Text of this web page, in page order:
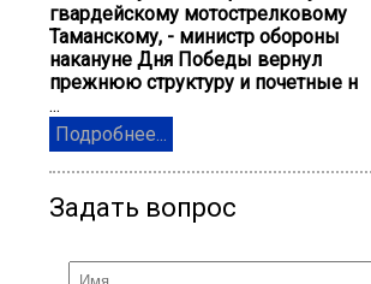
гвардейскому мотострелковому
Таманскому, - министр обороны
накануне Дня Победы вернул
прежнюю структуру и почетные н
...
Подробнее...
Задать вопрос